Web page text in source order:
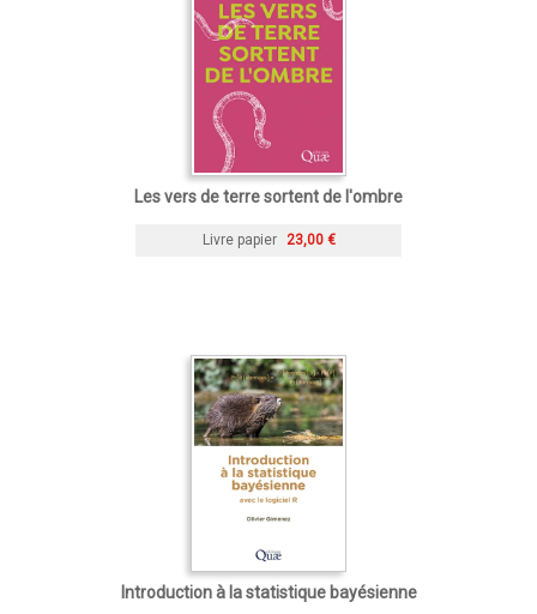
Les vers de terre sortent de l'ombre
Livre papier 23,00 €
Introduction à la statistique bayésienne